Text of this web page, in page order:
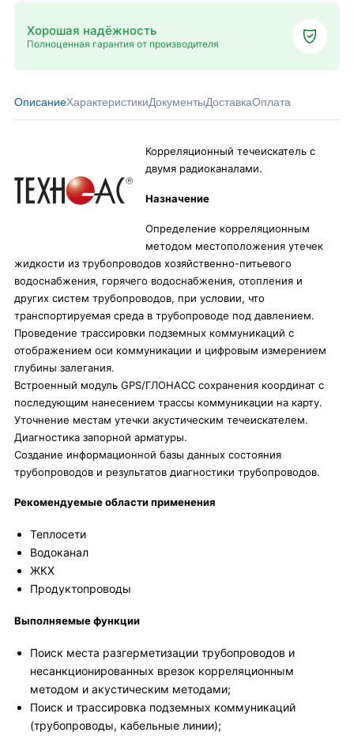
Хорошая надёжность
Полноценная гарантия от производителя
ОписаниеХарактеристикиДокументыДоставкаОплата
Корреляционный течеискатель с
двумя радиоканалами.
Назначение
Определение корреляционным
методом местоположения утечек
жидкости из трубопроводов хозяйственно-питьевого
водоснабжения, горячего водоснабжения, отопления и
других систем трубопроводов, при условии, что
транспортируемая среда в трубопроводе под давлением.
Проведение трассировки подземных коммуникаций с
отображением оси коммуникации и цифровым измерением
глубины залегания.
Встроенный модуль GPS/ГЛОНАСС сохранения координат с
последующим нанесением трассы коммуникации на карту.
Уточнение местам утечки акустическим течеискателем.
Диагностика запорной арматуры.
Создание информационной базы данных состояния
трубопроводов и результатов диагностики трубопроводов.
Рекомендуемые области применения
Теплосети
Водоканал
ЖКХ
Продуктопроводы
Выполняемые функции
Поиск места разгерметизации трубопроводов и
несанкционированных врезок корреляционным
методом и акустическим методами;
Поиск и трассировка подземных коммуникаций
(трубопроводы, кабельные линии);